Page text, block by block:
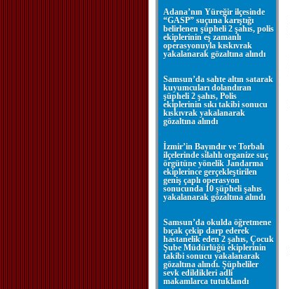
Adana’nın Yüreğir ilçesinde
“GASP” suçuna karıştığı
belirlenen şüpheli 2 şahıs, polis
ekiplerinin eş zamanlı
operasyonuyla kıskıvrak
yakalanarak gözaltına alındı
Samsun’da sahte altın satarak
kuyumcuları dolandıran
şüpheli 2 şahıs, Polis
ekiplerinin sıkı takibi sonucu
kıskıvrak yakalanarak
gözaltına alındı
İzmir’in Bayındır ve Torbalı
ilçelerinde silahlı organize suç
örgütüne yönelik Jandarma
ekiplerince gerçekleştirilen
geniş çaplı operasyon
sonucunda 10 şüpheli şahıs
yakalanarak gözaltına alındı
Samsun’da okulda öğretmene
bıçak çekip darp ederek
hastanelik eden 2 şahıs, Çocuk
Şube Müdürlüğü ekiplerinin
takibi sonucu yakalanarak
gözaltına alındı. Şüpheliler
sevk edildikleri adli
makamlarca tutuklandı